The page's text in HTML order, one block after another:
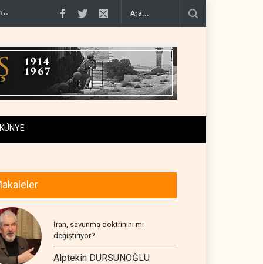
dönüşt.. BM yetkilisinden İsrail'e gizli belge akışı.. Colani, Hizbullah ile
KÜNYE
İran, savunma doktrinini mi
değiştiriyor?
Alptekin DURSUNOĞLU